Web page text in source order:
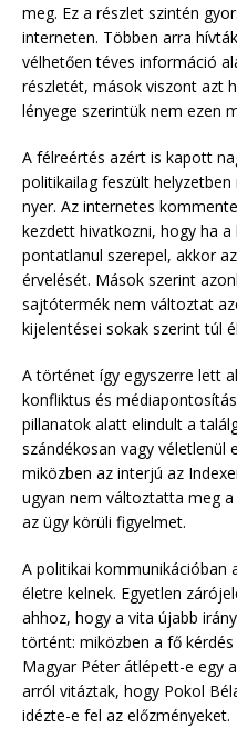
meg. Ez a részlet szintén
interneten. Többen arra
vélhetően téves információ
részletét, mások viszont azt
lényege szerintük nem ezen
A félreértés azért is kapott
politikailag feszült
nyer. Az internetes
kezdett hivatkozni, hogy ha
pontatlanul szerepel, akkor
érvelését. Mások szerint
sajtótermék nem változtat
kijelentései sokak szerint túl
A történet így egyszerre lett
konfliktus és
pillanatok alatt elindult a
szándékosan vagy véletlenül
miközben az interjú az
ugyan nem változtatta meg
az ügy körüli figyelmet.
A politikai kommunikációban
életre kelnek. Egyetlen
ahhoz, hogy a vita újabb
történt: miközben a fő
Magyar Péter átlépett-e egy
arról vitáztak, hogy Pokol
idézte-e fel az előzményeket.